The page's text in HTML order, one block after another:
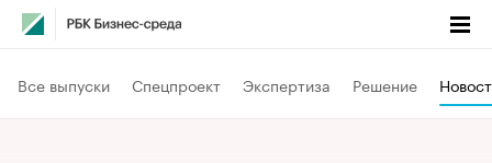
Все выпуски Спецпроект Экспертиза Решение